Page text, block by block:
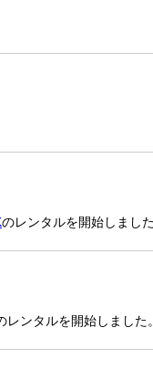
のレンタルを開始しました
レンタルを開始しました。